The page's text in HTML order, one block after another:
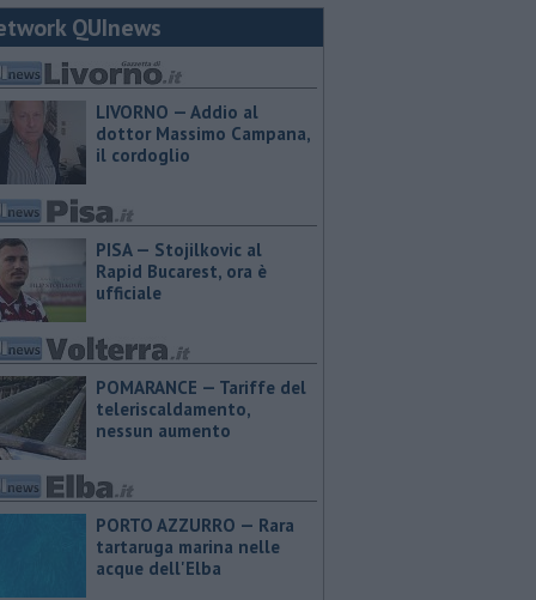
QUInews
LIVORNO — Addio al
dottor Massimo Campana,
il cordoglio
PISA — Stojilkovic al
Rapid Bucarest, ora è
ufficiale
POMARANCE — Tariffe del
teleriscaldamento,
nessun aumento
PORTO AZZURRO — Rara
tartaruga marina nelle
acque dell'Elba